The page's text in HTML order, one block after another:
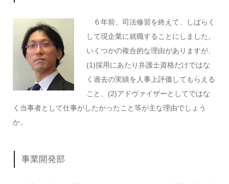
６年前、司法修習を終えて、しばらく
して現企業に就職することにしました。
いくつかの複合的な理由がありますが、
(1)採用にあたり弁護士資格だけではな
く過去の実績を人事上評価してもらえる
こと、(2)アドヴァイザーとしてではな
く当事者として仕事がしたかったこと等が主な理由でしょう
か。
事業開発部